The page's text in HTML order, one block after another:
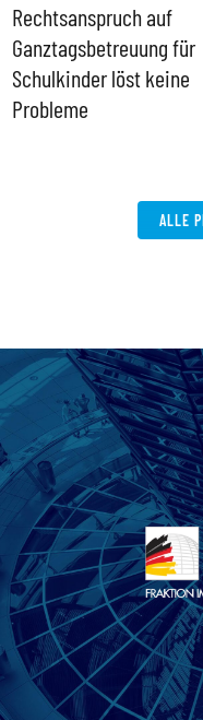
Rechtsanspruch auf
Ganztagsbetreuung für
Schulkinder löst keine
Probleme
ALLE